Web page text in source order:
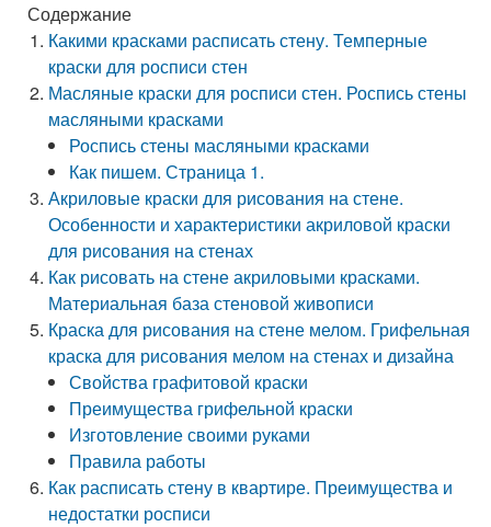
Содержание
Какими красками расписать стену. Темперные
краски для росписи стен
Масляные краски для росписи стен. Роспись стены
масляными красками
Роспись стены масляными красками
Как пишем. Страница 1.
Акриловые краски для рисования на стене.
Особенности и характеристики акриловой краски
для рисования на стенах
Как рисовать на стене акриловыми красками.
Материальная база стеновой живописи
Краска для рисования на стене мелом. Грифельная
краска для рисования мелом на стенах и дизайна
Свойства графитовой краски
Преимущества грифельной краски
Изготовление своими руками
Правила работы
Как расписать стену в квартире. Преимущества и
недостатки росписи